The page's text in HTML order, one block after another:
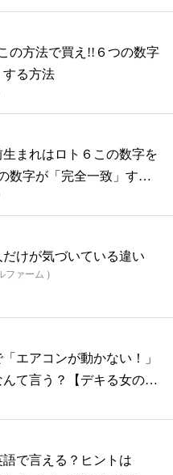
の方法で買え!!６つの数字
する方法
生まれはロト６この数字を
数字が「完全一致」する
けが気づいている違い
ファーム )
エアコンが動かない！」
んて言う？【デキる女の♡
語で言える？ヒントは